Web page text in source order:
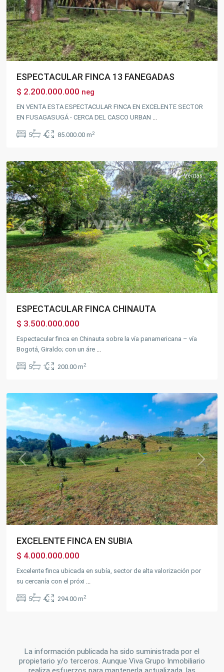
ESPECTACULAR FINCA 13 FANEGADAS
$ 2.200.000.000 neg
EN VENTA ESTA ESPECTACULAR FINCA EN EXCELENTE SECTOR
EN FUSAGASUGÁ - CERCA DEL CASCO URBAN ...
5 4 85.000.00 m2
Previous Next
Ventas
ESPECTACULAR FINCA CHINAUTA
$ 3.500.000.000
Espectacular finca en Chinauta sobre la vía panamericana – vía
Bogotá, Giraldo; con un áre ...
5 1 200.00 m2
Previous Next
EXCELENTE FINCA EN SUBIA
$ 4.000.000.000
Excelente finca ubicada en subía, sector de alta valorización por
su cercanía con el próxi
5 4 294.00 m2
La información publicada ha sido suministrada por el
propietario y/o terceros. Aunque Viva Grupo Inmobiliario